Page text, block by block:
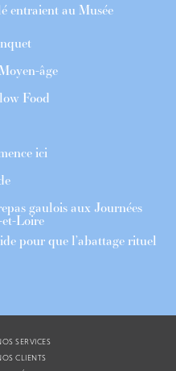
entraient au Musée
âge
Food
ici
gaulois aux Journées
Loire
pour que l’abattage rituel
SERVICES
CLIENTS